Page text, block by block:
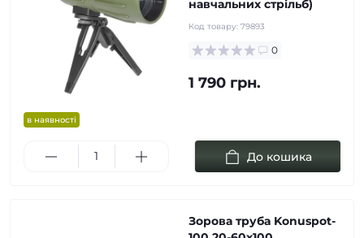
в наявності
навчальних стрільб)
Код товару: 79893
0
1 790 грн.
До кошика
Зорова труба Konuspot-